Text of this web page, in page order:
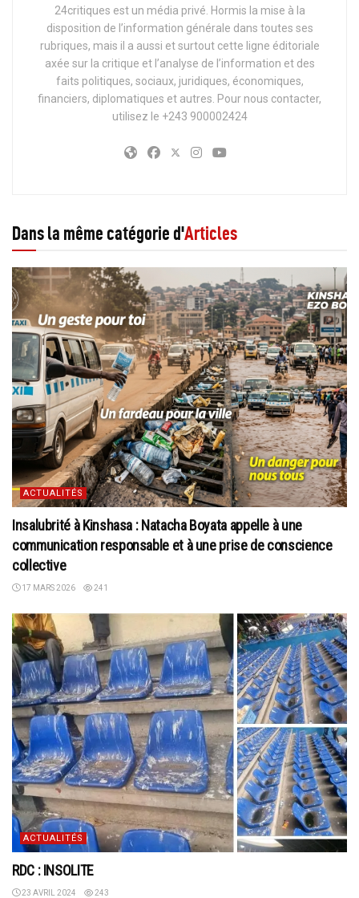
24critiques est un média privé. Hormis la mise à la
disposition de l’information générale dans toutes ses
rubriques, mais il a aussi et surtout cette ligne éditoriale
axée sur la critique et l’analyse de l’information et des
faits politiques, sociaux, juridiques, économiques,
financiers, diplomatiques et autres. Pour nous contacter,
utilisez le +243 900002424
Dans la même catégorie d'Articles
ACTUALITÉS
Insalubrité à Kinshasa : Natacha Boyata appelle à une
communication responsable et à une prise de conscience
collective
17 MARS 2026 241
ACTUALITÉS
RDC : INSOLITE
23 AVRIL 2024 243